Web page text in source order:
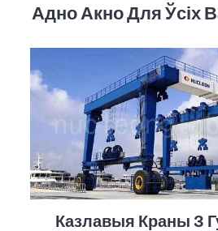
Адно Акно Для Ўсіх
Казлавыя Краны З